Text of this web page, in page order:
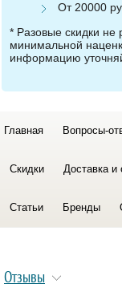
От 20000
* Разовые скидки не
минимальной
информацию
Главная Вопросы-
Скидки Доставка и
Статьи Бренды
Отзывы